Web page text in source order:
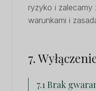
ryzyko i zalecamy
warunkami i
7.
7.1 Brak